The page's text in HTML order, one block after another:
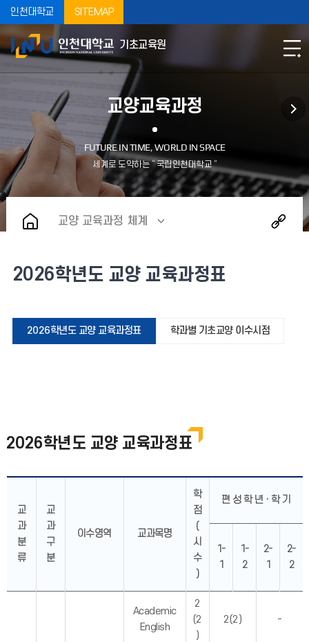
인천대학교 SITEMAP
기초교육원
교양교육과정
교양 교육과정 체계
2026학년도 교양 교육과정표
2026학년도 교양 교육과정표 학과별 기초교양 이수시점
2026학년도 교양 교육과정표
교
과
분
류
교
과
구
분
이수영역 교과목명
학
점
(
시
수
)
편 성 학 년 · 학 기
1-
1
1-
2
2-
1
2-
2
Academic
English
2
(2
)
2(2) -